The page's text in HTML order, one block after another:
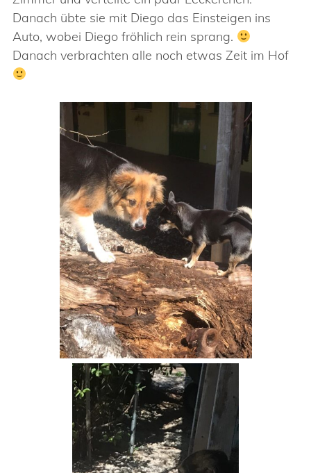
Danach übte sie mit Diego das Einsteigen ins
Auto, wobei Diego fröhlich rein sprang.
Danach verbrachten alle noch etwas Zeit im Hof